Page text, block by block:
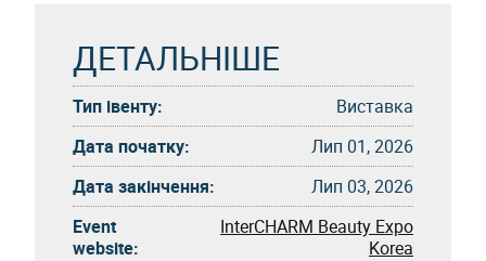
ДЕТАЛЬНІШЕ
Тип івенту:
Виставка
Дата початку:
Лип 01, 2026
Дата закінчення:
Лип 03, 2026
Event
website:
InterCHARM Beauty Expo
Korea